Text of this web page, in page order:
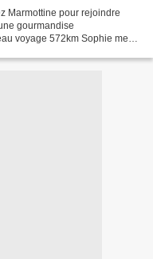
Marmottine pour rejoindre
gourmandise
voyage 572km Sophie me